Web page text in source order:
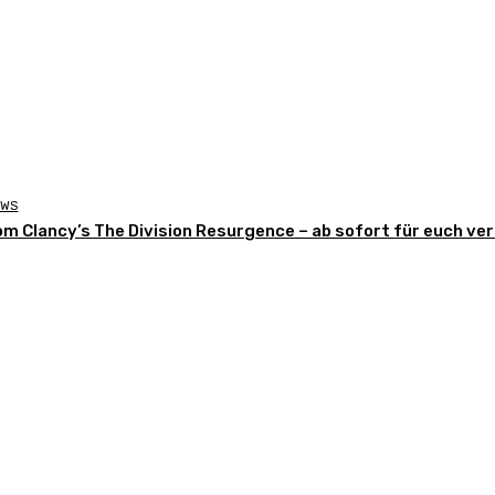
Clancy’s The Division Resurgence – ab sofort für euch